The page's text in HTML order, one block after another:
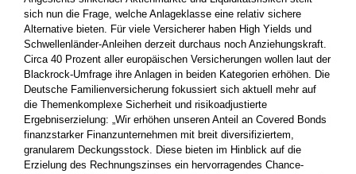
sich nun die Frage, welche Anlageklasse eine relativ sichere
Alternative bieten. Für viele Versicherer haben High Yields und
Schwellenländer-Anleihen derzeit durchaus noch Anziehungskraft.
Circa 40 Prozent aller europäischen Versicherungen wollen laut der
Blackrock-Umfrage ihre Anlagen in beiden Kategorien erhöhen. Die
Deutsche Familienversicherung fokussiert sich aktuell mehr auf
die Themenkomplexe Sicherheit und risikoadjustierte
Ergebniserzielung: „Wir erhöhen unseren Anteil an Covered Bonds
finanzstarker Finanzunternehmen mit breit diversifiziertem,
granularem Deckungsstock. Diese bieten im Hinblick auf die
Erzielung des Rechnungszinses ein hervorragendes Chance-